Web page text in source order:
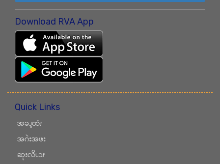
Download RVA App
Quick Links
အခၪ့ထံၭ
အဂဲးအဖး
ဆုးလိၬၥၭ